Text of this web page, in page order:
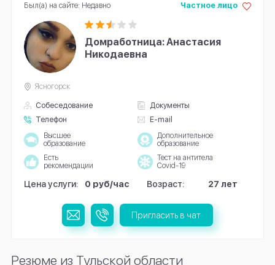
Домработница: Анастасия
Никодаевна
Собеседование
Документы
Телефон
E-mail
Частное лицо
Ясногорск
Высшее
образование
Дополнительное
образование
Есть
рекомендации
Тест на антитела
Covid-19
Цена услуги: 0 руб/час Возраст: 27 лет
Был(а) на сайте: Недавно
Пригласить в чат
Резюме из Тульской области